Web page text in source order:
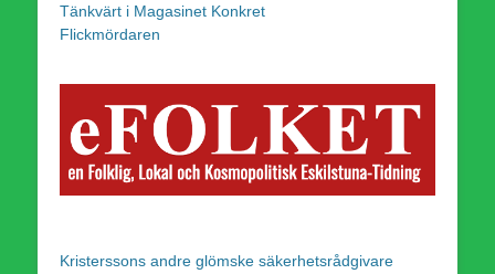
Tänkvärt i Magasinet Konkret
Flickmördaren
Kristerssons andre glömske säkerhetsrådgivare